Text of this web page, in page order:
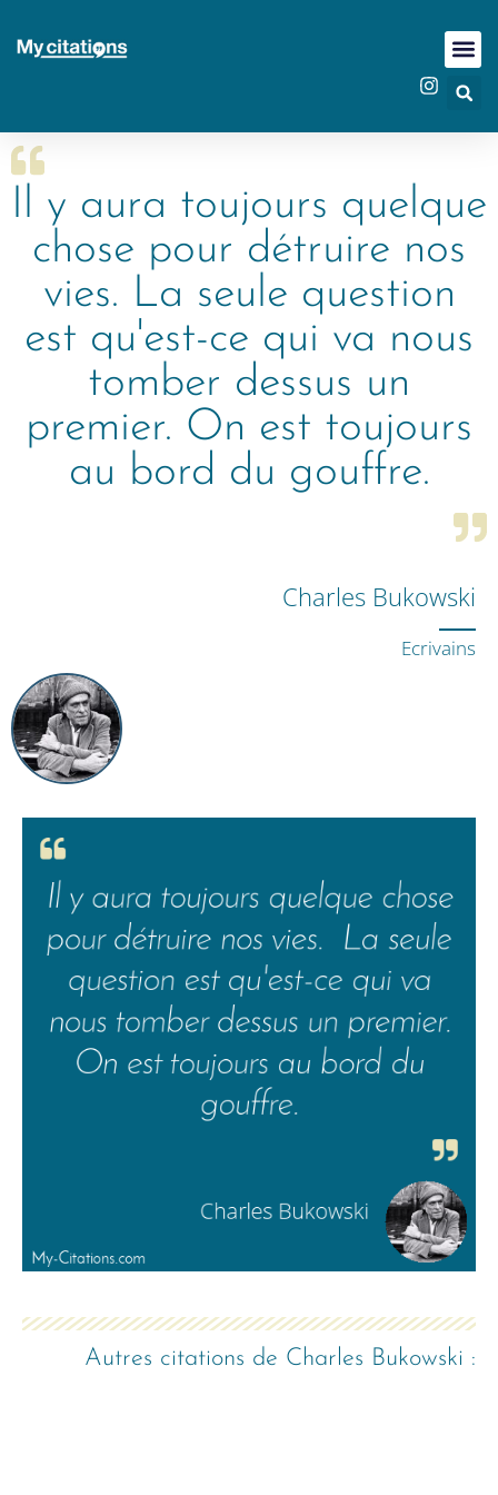
Il y aura toujours quelque
chose pour détruire nos
vies. La seule question
est qu'est-ce qui va nous
tomber dessus un
premier. On est toujours
au bord du gouffre.
Charles Bukowski
Ecrivains
Autres citations de Charles Bukowski :